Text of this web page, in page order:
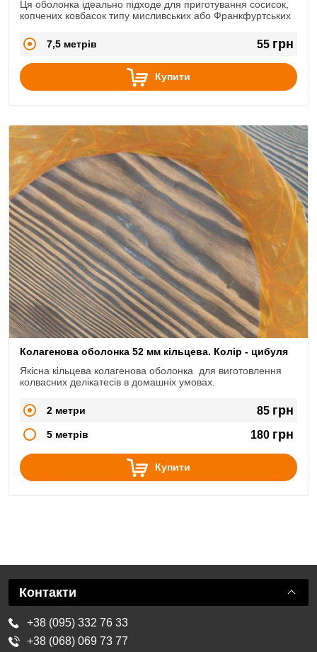
Ця оболонка ідеально підходе для приготування сосисок,
7,5 метрів 55 грн
Купити
Колагенова оболонка 52 мм кільцева. Колір - цибуля
Якісна кільцева колагенова оболонка для виготовлення
колвасних делікатесів в домашніх умовах.
2 метри 85 грн
5 метрів 180 грн
Купити
Контакти
+38 (095) 332 76 33
+38 (068) 069 73 77